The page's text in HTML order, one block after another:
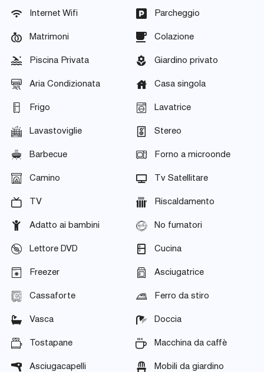
Internet Wifi Parcheggio
Matrimoni Colazione
Piscina Privata Giardino privato
Aria Condizionata Casa singola
Frigo Lavatrice
Lavastoviglie Stereo
Barbecue Forno a microonde
Camino Tv Satellitare
TV Riscaldamento
Adatto ai bambini No fumatori
Lettore DVD Cucina
Freezer Asciugatrice
Cassaforte Ferro da stiro
Vasca Doccia
Tostapane Macchina da caffè
Asciugacapelli Mobili da giardino